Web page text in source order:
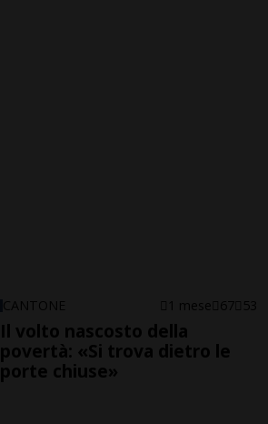
CANTONE 1 mese 67 53
Il volto nascosto della
povertà: «Si trova dietro le
porte chiuse»